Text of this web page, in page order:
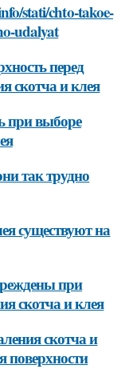
stati/chto-takoe-
udalyat
перед
скотча и клея
при выборе
так трудно
существуют на
при
скотча и клея
скотча и
поверхности